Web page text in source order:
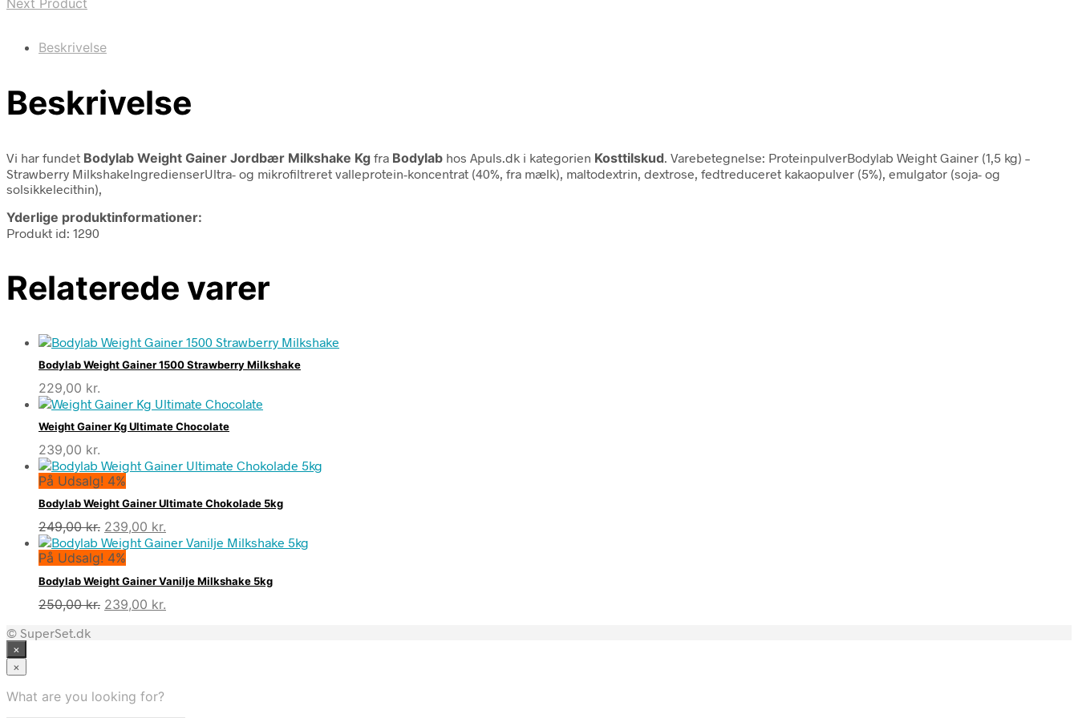
Beskrivelse
Beskrivelse
Vi har fundet Bodylab Weight Gainer Jordbær Milkshake Kg fra Bodylab hos Apuls.dk i kategorien Kosttilskud . Varebetegnelse: ProteinpulverBodylab Weight Gainer (1,5 kg) –
Strawberry MilkshakeIngredienserUltra- og mikrofiltreret valleprotein-koncentrat (40%, fra mælk), maltodextrin, dextrose, fedtreduceret kakaopulver (5%), emulgator (soja- og
solsikkelecithin),
Yderlige produktinformationer:
Produkt id: 1290
Relaterede varer
Bodylab Weight Gainer 1500 Strawberry Milkshake
229,00 kr.
Weight Gainer Kg Ultimate Chocolate
239,00 kr.
På Udsalg! 4%
Bodylab Weight Gainer Ultimate Chokolade 5kg
249,00kr. Den
oprindelige
pris
var:
249,00 kr..
239,00 kr.
aktuelle
er:
239,00 kr..
På Udsalg! 4%
Bodylab Weight Gainer Vanilje Milkshake 5kg
250,00kr. Den
239,00 kr.
© SuperSet.dk
×
×
What are you looking for?